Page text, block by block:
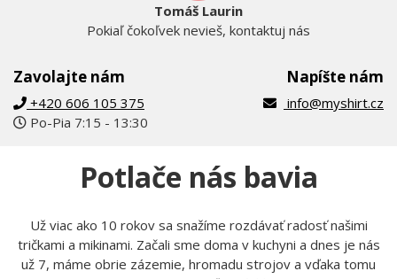
Zavolajte nám
+420 606 105 375
Po-Pia 7:15 - 13:30
Tomáš Laurin
Pokiaľ čokoľvek nevieš, kontaktuj nás
Napíšte nám
info@myshirt.cz
Potlače nás bavia
Už viac ako 10 rokov sa snažíme rozdávať radosť našimi
tričkami a mikinami. Začali sme doma v kuchyni a dnes je nás
už 7, máme obrie zázemie, hromadu strojov a vďaka tomu